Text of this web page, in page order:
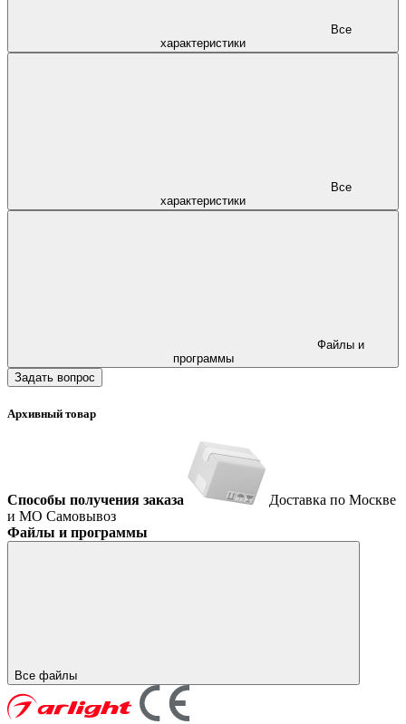
характеристики
характеристики
программы
Задать вопрос
Архивный товар
Способы получения заказа
Доставка по Москве
и МО Самовывоз
Файлы и программы
Все файлы